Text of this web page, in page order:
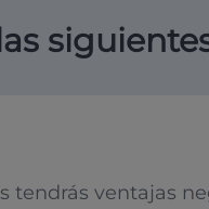
tendrás ventajas